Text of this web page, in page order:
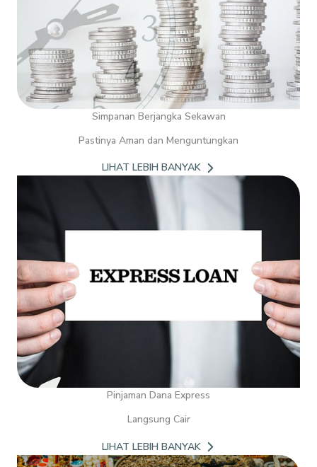
Simpanan Berjangka Sekawan
Pastinya Aman dan Menguntungkan
LIHAT LEBIH BANYAK
Pinjaman Dana Express
Langsung Cair
LIHAT LEBIH BANYAK